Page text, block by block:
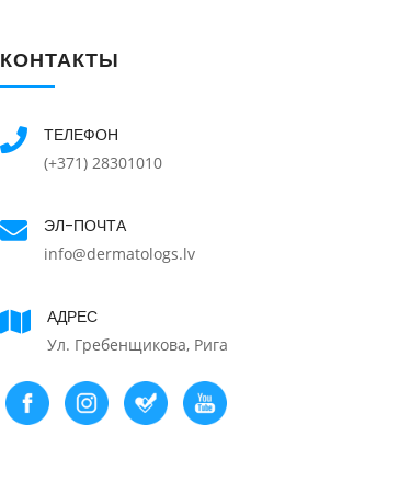
КОНТАКТЫ
ТЕЛЕФОН
(+371) 28301010
ЭЛ-ПОЧТА
info@dermatologs.lv
АДРЕС
Ул. Гребенщикова, Рига